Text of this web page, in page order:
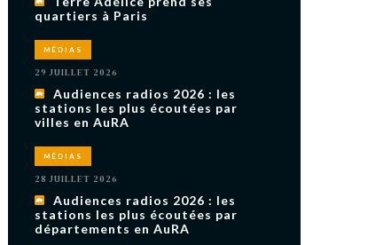
de
sur
M’ABONNER À OURSCOM PENDANT
1 AN
quartiers à Paris
MÉDIAS
29 JUILLET 2026
Audiences radios 2026 : les
stations les plus écoutées par
villes en AuRA
MÉDIAS
28 JUILLET 2026
Audiences radios 2026 : les
stations les plus écoutées par
départements en AuRA